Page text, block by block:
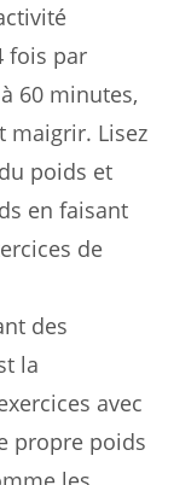
fois par
60 minutes,
maigrir. Lisez
poids et
en faisant
de
des
la
avec
propre poids